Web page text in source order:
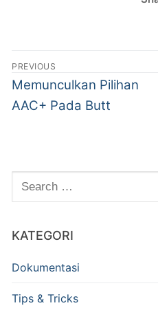
PREVIOUS
Memunculkan Pilihan
AAC+ Pada Butt
KATEGORI
Dokumentasi
Tips & Tricks